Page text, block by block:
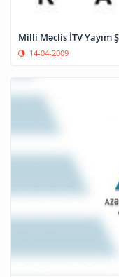
Milli Məclis İTV Yayım
14-04-2009